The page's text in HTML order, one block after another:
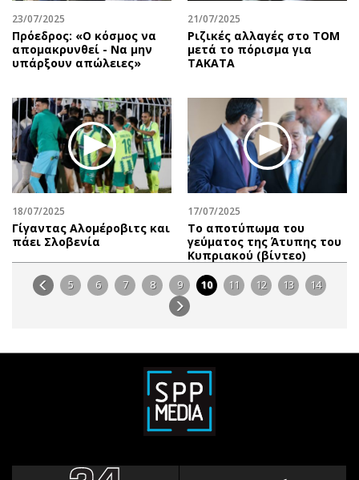
23/07/2025
Πρόεδρος: «Ο κόσμος να
απομακρυνθεί - Να μην
υπάρξουν απώλειες»
21/07/2025
Ριζικές αλλαγές στο ΤΟΜ
μετά το πόρισμα για
TAKATA
18/07/2025
Γίγαντας Αλομέροβιτς και
πάει Σλοβενία
17/07/2025
Το αποτύπωμα του
γεύματος της Άτυπης του
Κυπριακού (βίντεο)
5 6 7 8 9 10 11 12 13 14